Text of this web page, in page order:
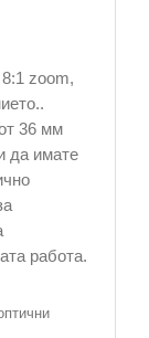
zoom,
36 мм
да имате
работа.